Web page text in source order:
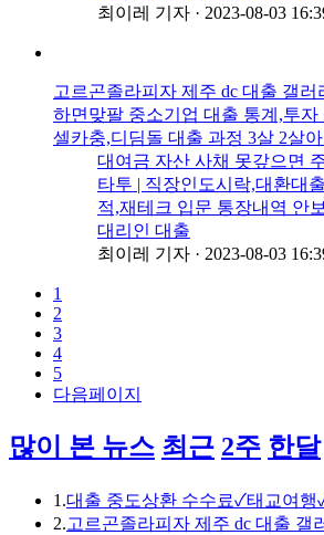
최이레 기자 · 2023-08-03
고르곤졸라피자 제주 dc 대출 갤
하면맞팔 중소기업 대출 통계,투자
셀카충,디딤돌 대출 과정 3살 2살아
대여금 자산 사채 못갚으면
타투 | 직장인도시락,대환대
적,재테크 입문 통장내역 안
대리인 대출
최이레 기자 · 2023-08-03
1
2
3
4
5
다음페이지
많이 본 뉴스 최근 2주 한달
1.대출 중도상환 수수료✓태교여행
2.고르곤졸라피자 제주 dc 대출 갤